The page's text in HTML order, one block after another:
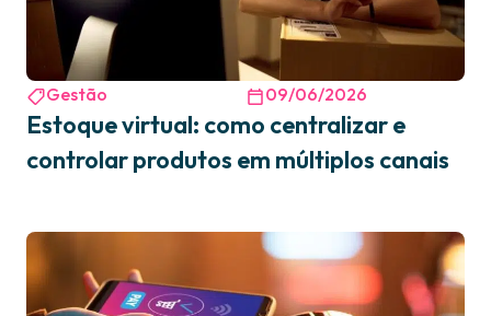
Gestão 09/06/2026
Estoque virtual: como centralizar e
controlar produtos em múltiplos canais